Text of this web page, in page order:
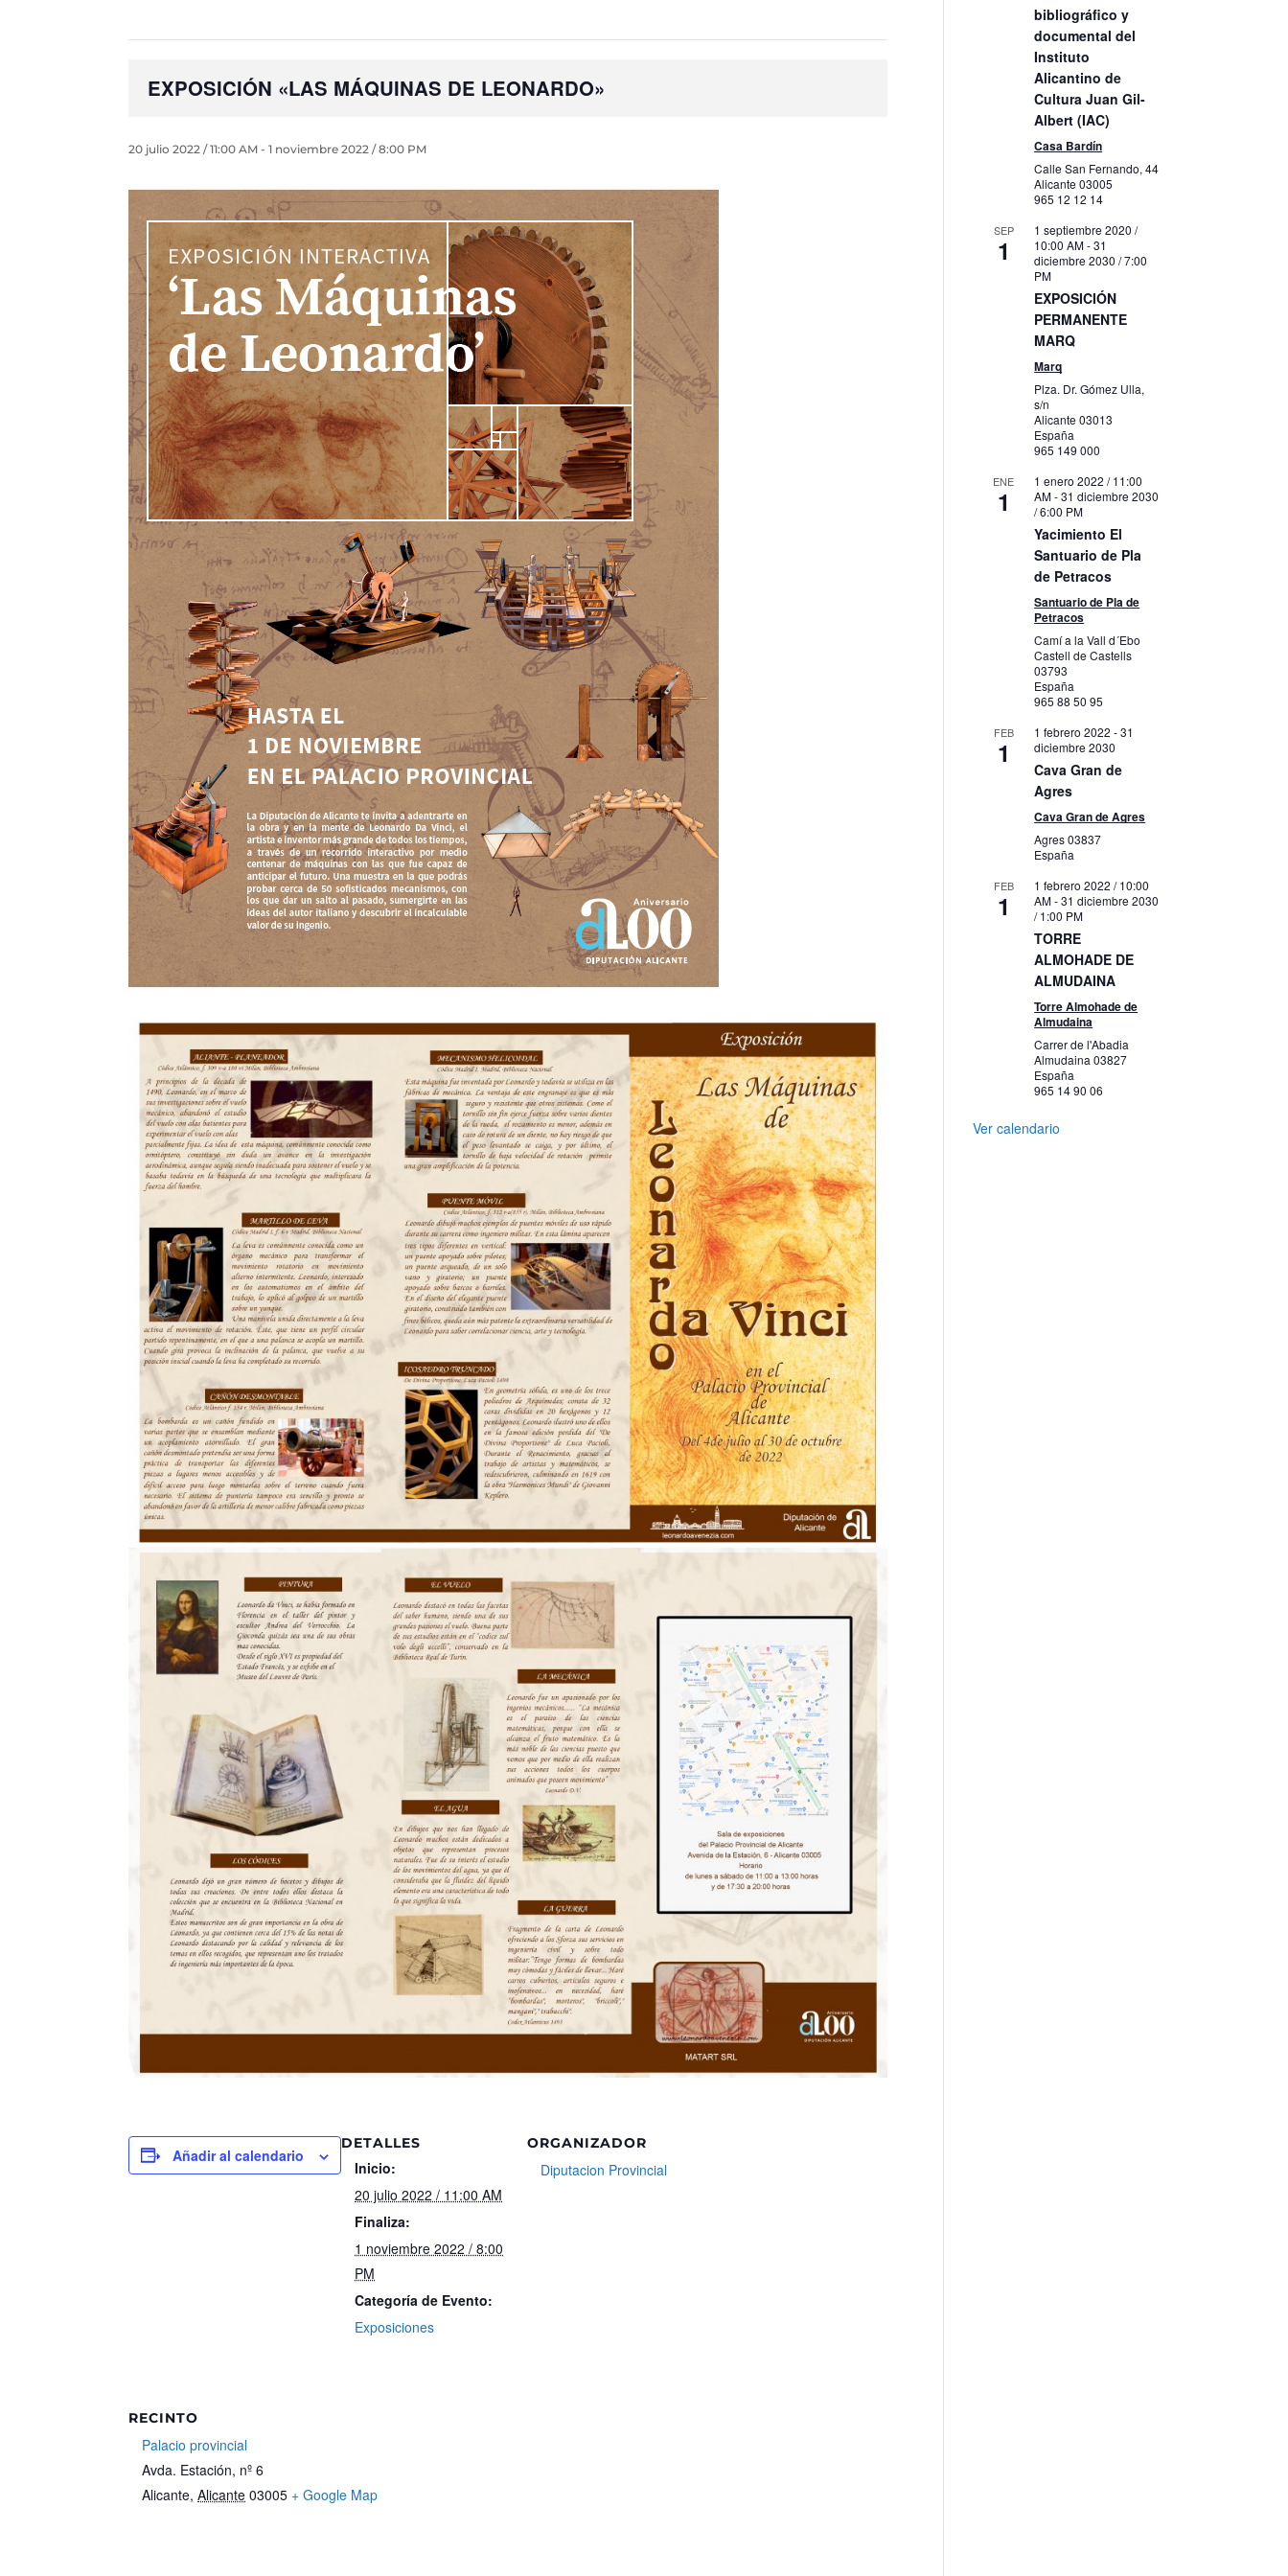
EXPOSICIÓN «LAS MÁQUINAS DE LEONARDO»
20 julio 2022 / 11:00 AM -1 noviembre 2022 / 8:00 PM
Añadir al calendario
DETALLES
Inicio:
20 julio 2022 / 11:00 AM
Finaliza:
1 noviembre 2022 / 8:00
PM
Categoría de Evento:
Exposiciones
ORGANIZADOR
Diputacion Provincial
RECINTO
Palacio provincial
Avda. Estación, nº 6
Alicante, Alicante 03005 + Google Map
bibliográfico y
documental del
Instituto
Alicantino de
Cultura Juan Gil-
Albert (IAC)
Casa Bardín
Calle San Fernando, 44
Alicante03005
965 12 12 14
SEP
1
1 septiembre 2020 /
10:00 AM-31
diciembre 2030 / 7:00
PM
EXPOSICIÓN
PERMANENTE
MARQ
Marq
Plza. Dr. Gómez Ulla,
s/n
Alicante03013
España
965 149 000
ENE
1
1 enero 2022 / 11:00
AM-31 diciembre 2030
/ 6:00 PM
Yacimiento El
Santuario de Pla
de Petracos
Santuario de Pla de
Petracos
Camí a la Vall d´Ebo
Castell de Castells
03793
España
965 88 50 95
FEB
1
1 febrero 2022 -31
diciembre 2030
Cava Gran de
Agres
Cava Gran de Agres
Agres03837
España
FEB
1
1 febrero 2022 / 10:00
AM-31 diciembre 2030
/ 1:00 PM
TORRE
ALMOHADE DE
ALMUDAINA
Torre Almohade de
Almudaina
Carrer de l'Abadia
Almudaina03827
España
965 14 90 06
Ver calendario